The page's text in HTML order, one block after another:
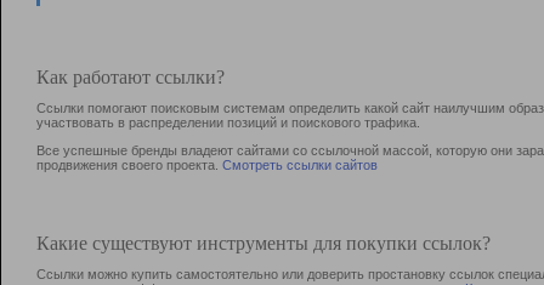
Как работают ссылки?
Ссылки помогают поисковым системам определить какой сайт наилучшим
участвовать в раcпределении позиций и поискового трафика.
Все успешные бренды владеют сайтами со ссылочной массой, которую они
продвижения своего проекта. Смотреть ссылки сайтов
Какие существуют инструменты для покупки ссылок?
Ссылки можно купить самостоятельно или доверить простановку ссылок